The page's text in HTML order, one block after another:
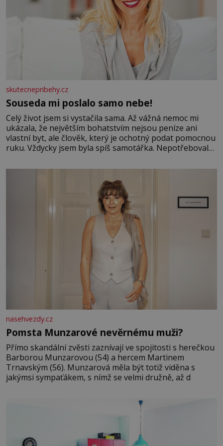
skutecnepribehy.cz
Souseda mi poslalo samo nebe!
Celý život jsem si vystačila sama. Až vážná nemoc mi
ukázala, že největším bohatstvím nejsou peníze ani
vlastní byt, ale člověk, který je ochotný podat pomocnou
ruku. Vždycky jsem byla spíš samotářka. Nepotřebovala
mi knihy, práce a hlavně klid. Hned po studiích jsem
nasehvezdy.cz
Pomsta Munzarové nevěrnému muži?
Přímo skandální zvěsti zaznívají ve spojitosti s herečkou
Barborou Munzarovou (54) a hercem Martinem
Trnavským (56). Munzarová měla být totiž viděna s
jakýmsi sympaťákem, s nímž se velmi družně, až d